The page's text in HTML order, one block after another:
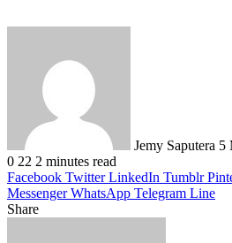
Jemy Saputera 5
0 22 2 minutes read
Facebook Twitter LinkedIn Tumblr
Messenger WhatsApp Telegram Line
Share